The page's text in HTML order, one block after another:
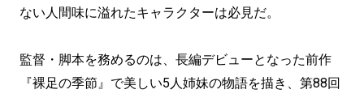
ない人間味に溢れたキャラクターは必見だ。
監督・脚本を務めるのは、長編デビューとなった前作
『裸足の季節』で美しい5人姉妹の物語を描き、第88回